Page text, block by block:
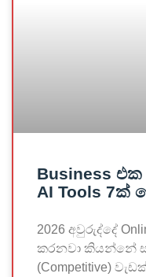
Business
AI Tools 7ක්
2026 අවුරුද්දේ
කරනවා කියන්නේ
(Competitive)